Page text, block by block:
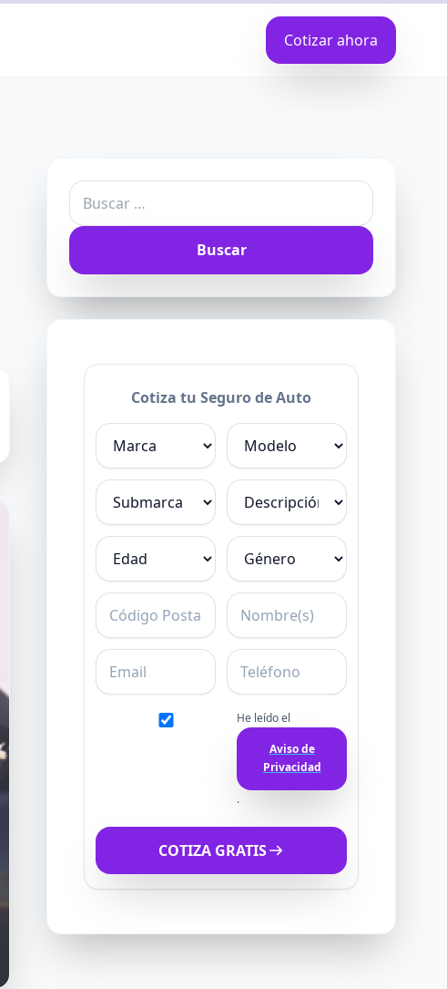
Cotizar ahora
Buscar:
Cotiza tu Seguro de Auto
Marca
Modelo
Submarca Descripción
Edad Género
C.P. Nombre
Email Teléfono
He leído el
Aviso de
Privacidad
.
COTIZA GRATIS